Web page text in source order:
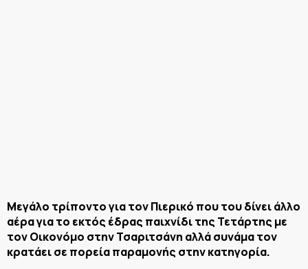
Μεγάλο τρίποντο για τον Πιερικό που του δίνει άλλο
αέρα για το εκτός έδρας παιχνίδι της Τετάρτης με
τον Οικονόμο στην Τσαριτσάνη αλλά συνάμα τον
κρατάει σε πορεία παραμονής στην κατηγορία.